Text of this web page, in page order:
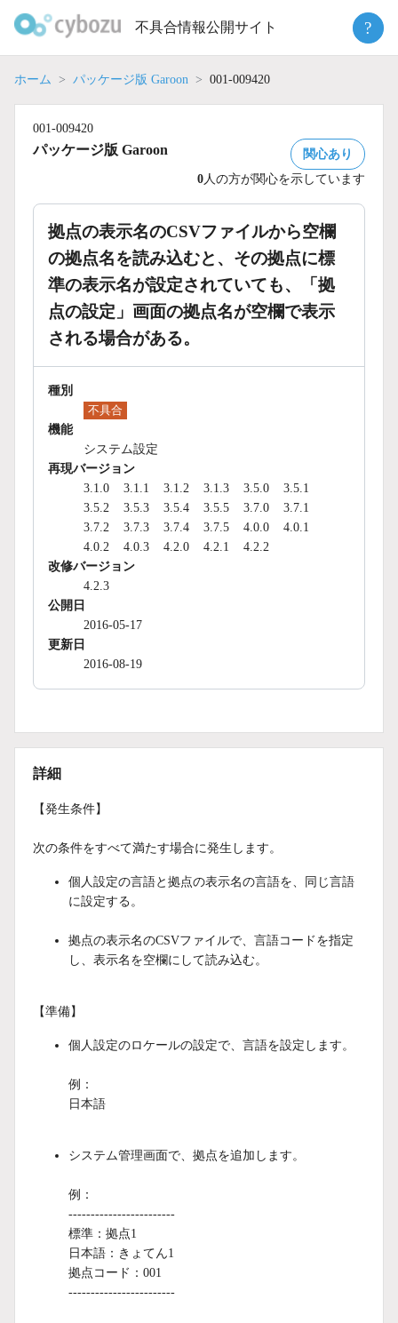
不具合情報公開サイト ?
ホーム パッケージ版 Garoon 001-009420
001-009420
パッケージ版 Garoon
関心あり
0 人の方が関心を示しています
拠点の表示名のCSVファイルから空欄
の拠点名を読み込むと、その拠点に標
準の表示名が設定されていても、「拠
点の設定」画面の拠点名が空欄で表示
される場合がある。
種別
不具合
機能
システム設定
再現バージョン
3.1.0
3.1.1 3.1.2 3.1.3 3.5.0
3.5.1
3.5.2
3.5.3 3.5.4 3.5.5 3.7.0
3.7.1
3.7.2
3.7.3 3.7.4 3.7.5 4.0.0
4.0.1
4.0.2
4.0.3 4.2.0 4.2.1
4.2.2
改修バージョン
4.2.3
公開日
2016-05-17
更新日
2016-08-19
詳細
【発生条件】
次の条件をすべて満たす場合に発生します。
個人設定の言語と拠点の表示名の言語を、同じ言語
に設定する。
拠点の表示名のCSVファイルで、言語コードを指定
し、表示名を空欄にして読み込む。
【準備】
個人設定のロケールの設定で、言語を設定します。
例：
日本語
システム管理画面で、拠点を追加します。
例：
------------------------
標準：拠点1
日本語：きょてん1
拠点コード：001
------------------------